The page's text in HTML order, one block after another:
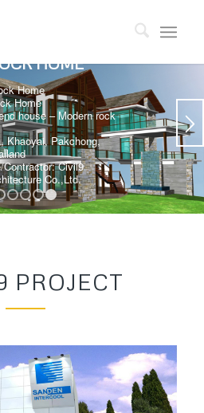
HOME
Home
Home
house – Modern rock
Khaoyai, Pakchong,
Civil9
Co.,Ltd.
1 2 3 4 5
PROJECT